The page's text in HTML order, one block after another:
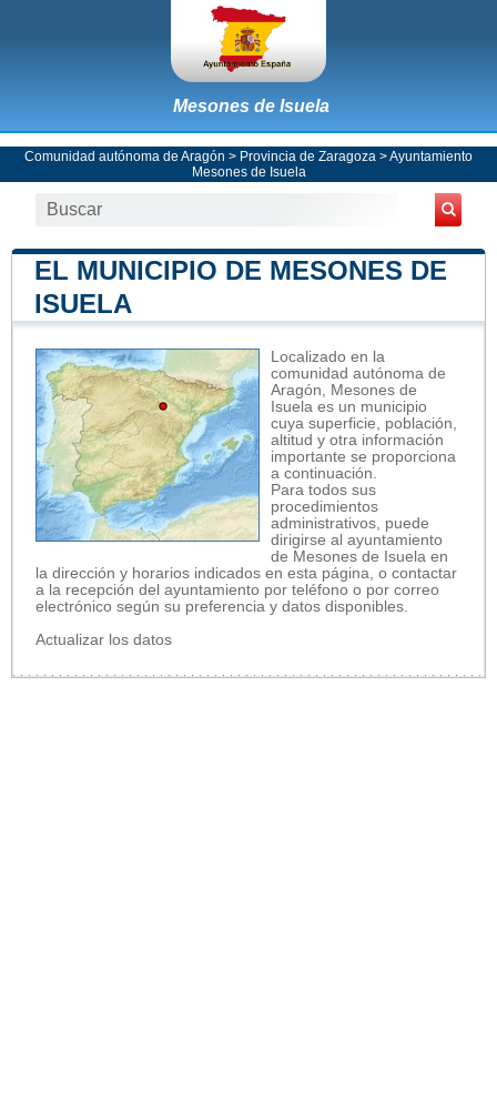
Mesones de Isuela
Comunidad autónoma de Aragón > Provincia de Zaragoza >Ayuntamiento
Mesones de Isuela
EL MUNICIPIO DE MESONES DE
ISUELA
Localizado en la
comunidad autónoma de
Aragón, Mesones de
Isuela es un municipio
cuya superficie, población,
altitud y otra información
importante se proporciona
a continuación.
Para todos sus
procedimientos
administrativos, puede
dirigirse al ayuntamiento
de Mesones de Isuela en
la dirección y horarios indicados en esta página, o contactar
a la recepción del ayuntamiento por teléfono o por correo
electrónico según su preferencia y datos disponibles.
Actualizar los datos